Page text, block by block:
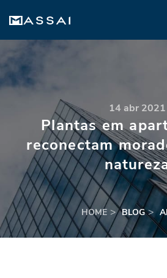
14 abr 2021
Plantas em
reconectam
HOME BLOG